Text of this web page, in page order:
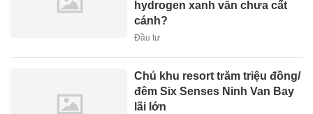
hydrogen xanh vẫn chưa cất
cánh?
Đầu tư
Chủ khu resort trăm triệu đồng/
đêm Six Senses Ninh Van Bay
lãi lớn